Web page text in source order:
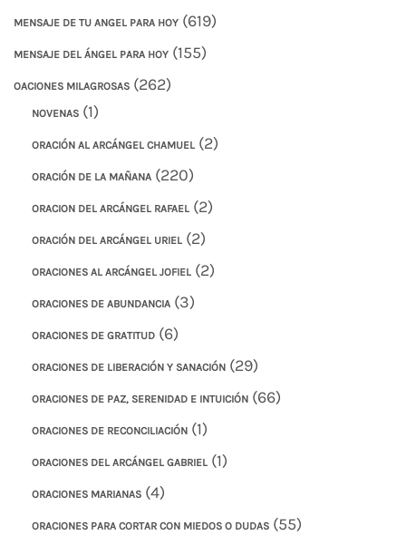
MENSAJE DE TU ANGEL PARA HOY (619)
MENSAJE DEL ÁNGEL PARA HOY (155)
OACIONES MILAGROSAS (262)
NOVENAS (1)
ORACIÓN AL ARCÁNGEL CHAMUEL (2)
ORACIÓN DE LA MAÑANA (220)
ORACION DEL ARCÁNGEL RAFAEL (2)
ORACIÓN DEL ARCÁNGEL URIEL (2)
ORACIONES AL ARCÁNGEL JOFIEL (2)
ORACIONES DE ABUNDANCIA (3)
ORACIONES DE GRATITUD (6)
ORACIONES DE LIBERACIÓN Y SANACIÓN (29)
ORACIONES DE PAZ, SERENIDAD E INTUICIÓN (66)
ORACIONES DE RECONCILIACIÓN (1)
ORACIONES DEL ARCÁNGEL GABRIEL (1)
ORACIONES MARIANAS (4)
ORACIONES PARA CORTAR CON MIEDOS O DUDAS (55)